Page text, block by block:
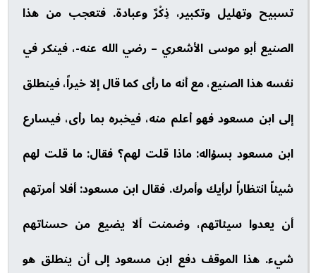
تسبيح وتهليل وتكبير، ذِكْرٌ وعبادة. فتعجب من هذا
الصنيع أبو موسى الأشعري – رضي الله عنه-، فينكر في
نفسه هذا الصنيع، مع أنه ما رأى كما قال إلا خيراً، فينطلق
إلى ابن مسعود فهو أعلم منه، فيخبره بما رأى، فيسارع
ابن مسعود بسؤاله: ماذا قلت لهم؟ فقال: ما قلت لهم
شيئاً انتظاراً لرأيك وأمرك. فقال ابن مسعود: أفلا أمرتهم
أن يعدوا سيئاتهم، وضمنت ألا يضيع من حسناتهم
شيء. هذا الموقف دفع ابن مسعود إلى أن ينطلق هو